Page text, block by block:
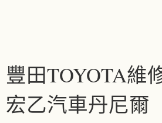
豐田TOYOTA維
宏乙汽車丹尼爾